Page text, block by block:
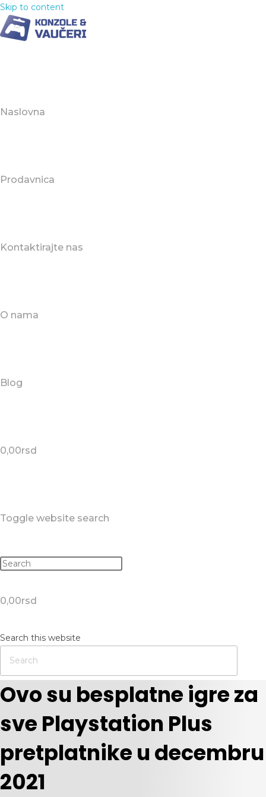
Skip to content
Naslovna
Prodavnica
Kontaktirajte nas
O nama
Blog
0,00rsd
Toggle website search
0,00rsd
Search this website
Ovo su besplatne igre za
sve Playstation Plus
pretplatnike u decembru
2021